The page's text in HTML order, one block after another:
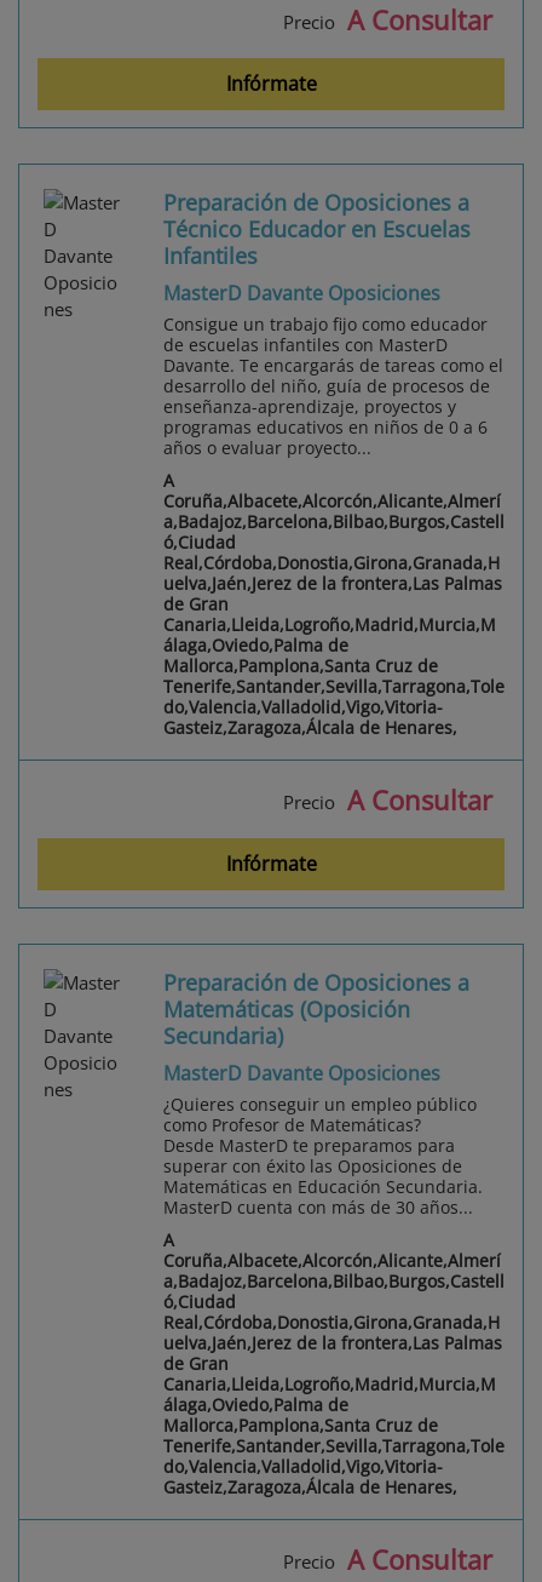
Precio A Consultar
Infórmate
Preparación de Oposiciones a
Técnico Educador en Escuelas
Infantiles
MasterD Davante Oposiciones
Consigue un trabajo fijo como educador
de escuelas infantiles con MasterD
Davante. Te encargarás de tareas como el
desarrollo del niño, guía de procesos de
enseñanza-aprendizaje, proyectos y
programas educativos en niños de 0 a 6
años o evaluar proyecto...
A
Coruña,Albacete,Alcorcón,Alicante,Almerí
a,Badajoz,Barcelona,Bilbao,Burgos,Castell
ó,Ciudad
Real,Córdoba,Donostia,Girona,Granada,H
uelva,Jaén,Jerez de la frontera,Las Palmas
de Gran
Canaria,Lleida,Logroño,Madrid,Murcia,M
álaga,Oviedo,Palma de
Mallorca,Pamplona,Santa Cruz de
Tenerife,Santander,Sevilla,Tarragona,Tole
do,Valencia,Valladolid,Vigo,Vitoria-
Gasteiz,Zaragoza,Álcala de Henares,
Precio A Consultar
Infórmate
Preparación de Oposiciones a
Matemáticas (Oposición
Secundaria)
MasterD Davante Oposiciones
¿Quieres conseguir un empleo público
como Profesor de Matemáticas?
Desde MasterD te preparamos para
superar con éxito las Oposiciones de
Matemáticas en Educación Secundaria.
MasterD cuenta con más de 30 años...
A
Coruña,Albacete,Alcorcón,Alicante,Almerí
a,Badajoz,Barcelona,Bilbao,Burgos,Castell
ó,Ciudad
Real,Córdoba,Donostia,Girona,Granada,H
uelva,Jaén,Jerez de la frontera,Las Palmas
de Gran
Canaria,Lleida,Logroño,Madrid,Murcia,M
álaga,Oviedo,Palma de
Mallorca,Pamplona,Santa Cruz de
Tenerife,Santander,Sevilla,Tarragona,Tole
do,Valencia,Valladolid,Vigo,Vitoria-
Gasteiz,Zaragoza,Álcala de Henares,
Precio A Consultar